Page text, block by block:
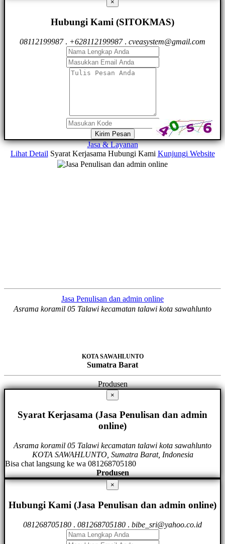
×
Hubungi Kami (SITOKMAS)
08112199987. +628112199987. cveasystem@gmail.com
Kirim Pesan
Jasa & Layanan
Lihat Detail Syarat Kerjasama Hubungi Kami Kunjungi Website
Jasa Penulisan dan admin online
Asrama koramil 05 Talawi kecamatan talawi kota sawahlunto
KOTA SAWAHLUNTO
Sumatra Barat
Produsen
×
Syarat Kerjasama (Jasa Penulisan dan admin
online)
Asrama koramil 05 Talawi kecamatan talawi kota sawahlunto
KOTA SAWAHLUNTO, Sumatra Barat, Indonesia
Bisa chat langsung ke wa 081268705180
Produsen
×
Hubungi Kami (Jasa Penulisan dan admin online)
081268705180 . 081268705180 . bibe_sri@yahoo.co.id